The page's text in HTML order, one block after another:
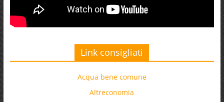
Link consigliati
Acqua bene comune
Altreconomia